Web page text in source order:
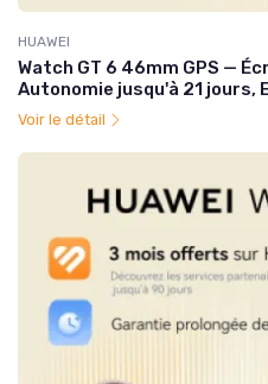
HUAWEI
Watch GT 6 46mm GPS —
Autonomie jusqu'à 21 jours,
Voir le détail